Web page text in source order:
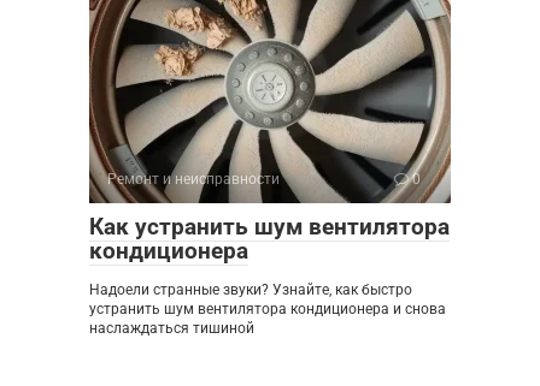
Ремонт и неисправности 0
Как устранить шум вентилятора
кондиционера
Надоели странные звуки? Узнайте, как быстро
устранить шум вентилятора кондиционера и снова
наслаждаться тишиной